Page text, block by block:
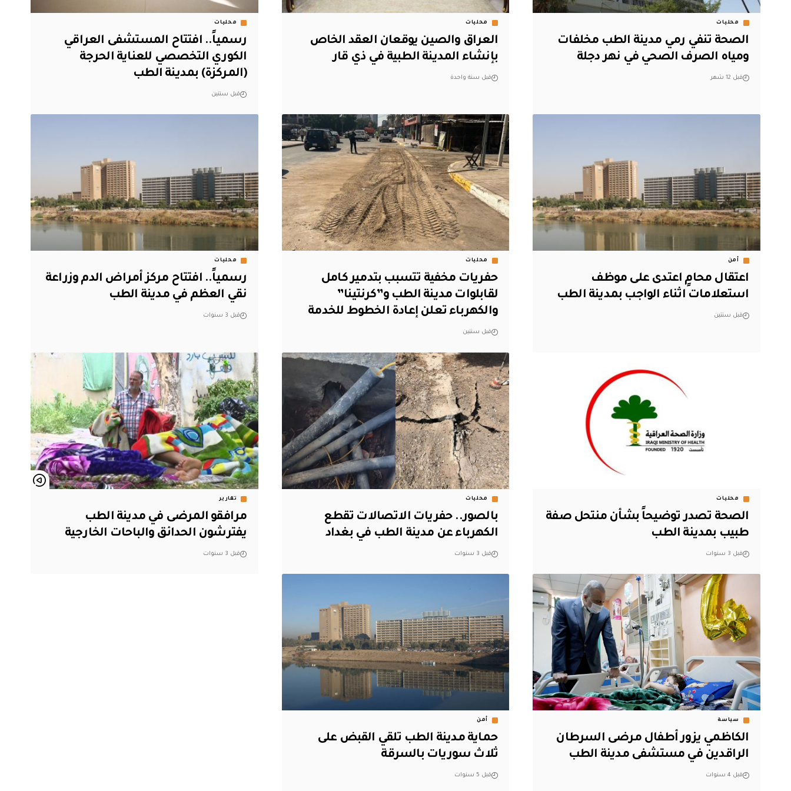
محليات
الصحة تنفي رمي مدينة الطب مخلفات
ومياه الصرف الصحي في نهر دجلة
قبل 12 شهر
محليات
العراق والصين يوقعان العقد الخاص
بإنشاء المدينة الطبية في ذي قار
قبل سنة واحدة
محليات
رسمياً.. افتتاح المستشفى العراقي
الكوري التخصصي للعناية الحرجة
(المركزة) بمدينة الطب
قبل سنتين
أمن
اعتقال محامٍ اعتدى على موظف
استعلامات اثناء الواجب بمدينة الطب
قبل سنتين
محليات
حفريات مخفية تتسبب بتدمير كامل
لقابلوات مدينة الطب و”كرنتينا”
والكهرباء تعلن إعادة الخطوط للخدمة
قبل سنتين
محليات
رسمياً.. افتتاح مركز أمراض الدم وزراعة
نقي العظم في مدينة الطب
قبل 3 سنوات
محليات
الصحة تصدر توضيحاً بشأن منتحل صفة
طبيب بمدينة الطب
قبل 3 سنوات
محليات
بالصور.. حفريات الاتصالات تقطع
الكهرباء عن مدينة الطب في بغداد
قبل 3 سنوات
تقارير
مرافقو المرضى في مدينة الطب
يفترشون الحدائق والباحات الخارجية
قبل 3 سنوات
سياسة
الكاظمي يزور أطفال مرضى السرطان
الراقدين في مستشفى مدينة الطب
قبل 4 سنوات
أمن
حماية مدينة الطب تلقي القبض على
ثلاث سوريات بالسرقة
قبل 5 سنوات